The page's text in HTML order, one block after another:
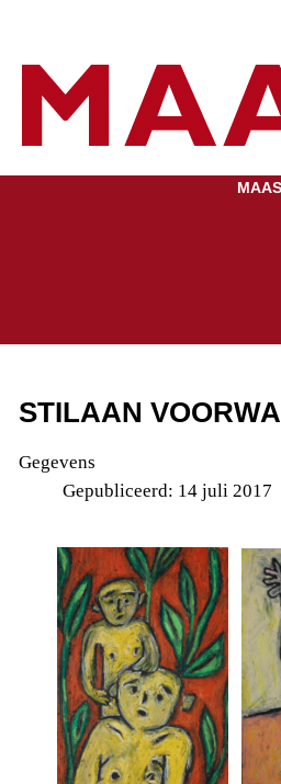
STILAAN
Gegevens
Gepubliceerd: 14 juli 2017